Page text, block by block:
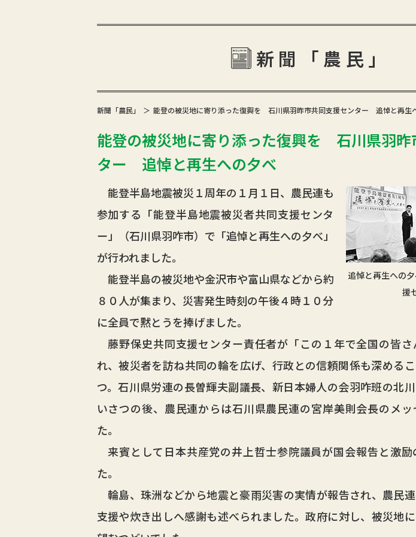
新聞「農民」
新聞「農民」 能登の被災地に寄り添った復興を 石川県羽昨市共同支援センター 追悼と再生
能登の被災地に寄り添った復興を 石川県羽昨
ター 追悼と再生への夕べ
追悼と再生への
援
能登半島地震被災１周年の１月１日、農民連も
参加する「能登半島地震被災者共同支援センタ
ー」（石川県羽咋市）で「追悼と再生への夕べ」
が行われました。
能登半島の被災地や金沢市や富山県などから約
８０人が集まり、災害発生時刻の午後４時１０分
に全員で黙とうを捧げました。
藤野保史共同支援センター責任者が「この１年で全国の皆
れ、被災者を訪ね共同の輪を広げ、行政との信頼関係も深める
つ。石川県労連の長曽輝夫副議長、新日本婦人の会羽咋班の北
いさつの後、農民連からは石川県農民連の宮岸美則会長のメ
た。
来賓として日本共産党の井上哲士参院議員が国会報告と激
た。
輪島、珠洲などから地震と豪雨災害の実情が報告され、農民
支援や炊き出しへ感謝も述べられました。政府に対し、被災地